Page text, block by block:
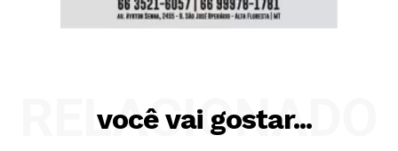
você vai gostar...
RELACIONADO